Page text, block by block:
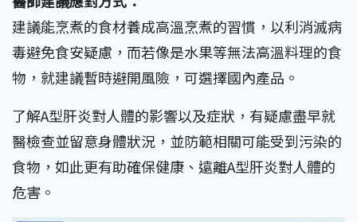
建議能烹煮的食材養成高溫烹煮的習慣，以利消滅病
毒避免食安疑慮，而若像是水果等無法高溫料理的食
物，就建議暫時避開風險，可選擇國內產品。
了解A型肝炎對人體的影響以及症狀，有疑慮盡早就
醫檢查並留意身體狀況，並防範相關可能受到污染的
食物，如此更有助確保健康、遠離A型肝炎對人體的
危害。